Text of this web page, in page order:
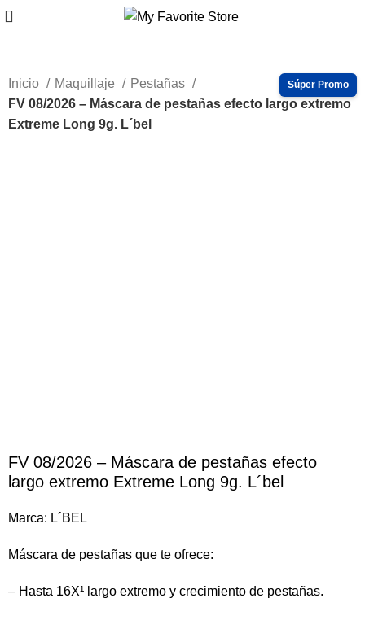
Inicio Maquillaje
Pestañas
FV 08/2026 – Máscara de pestañas efecto largo extremo
Extreme Long 9g. L´bel
FV 08/2026 – Máscara de pestañas efecto
largo extremo Extreme Long 9g. L´bel
Marca: L´BEL
Máscara de pestañas que te ofrece:
– Hasta 16X¹ largo extremo y crecimiento de pestañas.